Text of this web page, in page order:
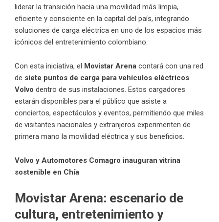
liderar la transición hacia una movilidad más limpia,
eficiente y consciente en la capital del país, integrando
soluciones de carga eléctrica en uno de los espacios más
icónicos del entretenimiento colombiano.
Con esta iniciativa, el Movistar Arena contará con una red
de siete puntos de carga para vehículos eléctricos
Volvo dentro de sus instalaciones. Estos cargadores
estarán disponibles para el público que asiste a
conciertos, espectáculos y eventos, permitiendo que miles
de visitantes nacionales y extranjeros experimenten de
primera mano la movilidad eléctrica y sus beneficios.
Volvo y Automotores Comagro inauguran vitrina
sostenible en Chía
Movistar Arena: escenario de
cultura, entretenimiento y